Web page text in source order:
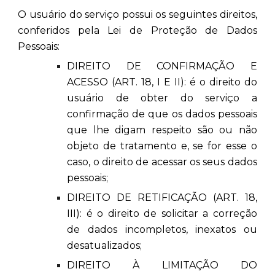
O usuário do serviço possui os seguintes direitos,
conferidos pela Lei de Proteção de Dados
Pessoais:
DIREITO DE CONFIRMAÇÃO E
ACESSO (ART. 18, I E II): é o direito do
usuário de obter do serviço a
confirmação de que os dados pessoais
que lhe digam respeito são ou não
objeto de tratamento e, se for esse o
caso, o direito de acessar os seus dados
pessoais;
DIREITO DE RETIFICAÇÃO (ART. 18,
III): é o direito de solicitar a correção
de dados incompletos, inexatos ou
desatualizados;
DIREITO À LIMITAÇÃO DO